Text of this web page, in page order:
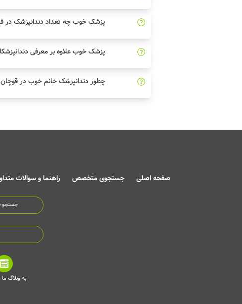
پزشک خوب چه تعداد دندانپزشک در
پزشک خوب علاوه بر معرفی
چطور دندانپزشک خانم خوب در قوچان
صفحه اصلی جستجوی متخصص راهنما و سوالات
به وبلاگ